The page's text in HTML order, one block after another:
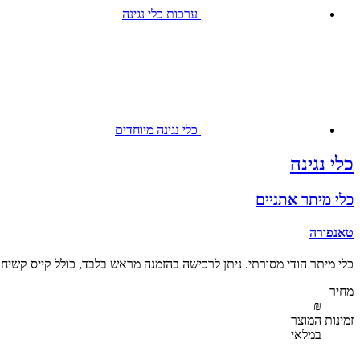
ערכות כלי נגינה
כלי נגינה מיוחדים
כלי נגינה
כלי מיתר אתניים
טאנפורה
כלי מיתר הודי מסורתי. ניתן לרכישה בהזמנה מראש בלבד, כולל קייס
מחיר
₪
זמינות המוצר
במלאי